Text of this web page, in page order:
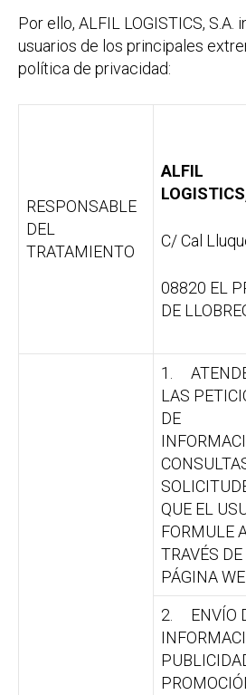
Por ello, ALFIL LOGISTICS, S.A.
usuarios de los principales
política de privacidad:
RESPONSABLE
DEL
TRATAMIENTO
ALFIL
C/ Cal
08820 EL
DE
1.
LAS
DE
QUE EL
FORMULE
TRAVÉS
PÁGINA
2. ENVÍO